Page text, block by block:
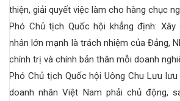
thiện, giải quyết việc làm cho hàng chục
Phó Chủ tịch Quốc hội khẳng định:
nhân lớn mạnh là trách nhiệm của Đảng,
chính trị và chính bản thân mỗi doanh
Phó Chủ tịch Quốc hội Uông Chu Lưu lưu
doanh nhân Việt Nam phải chủ động,